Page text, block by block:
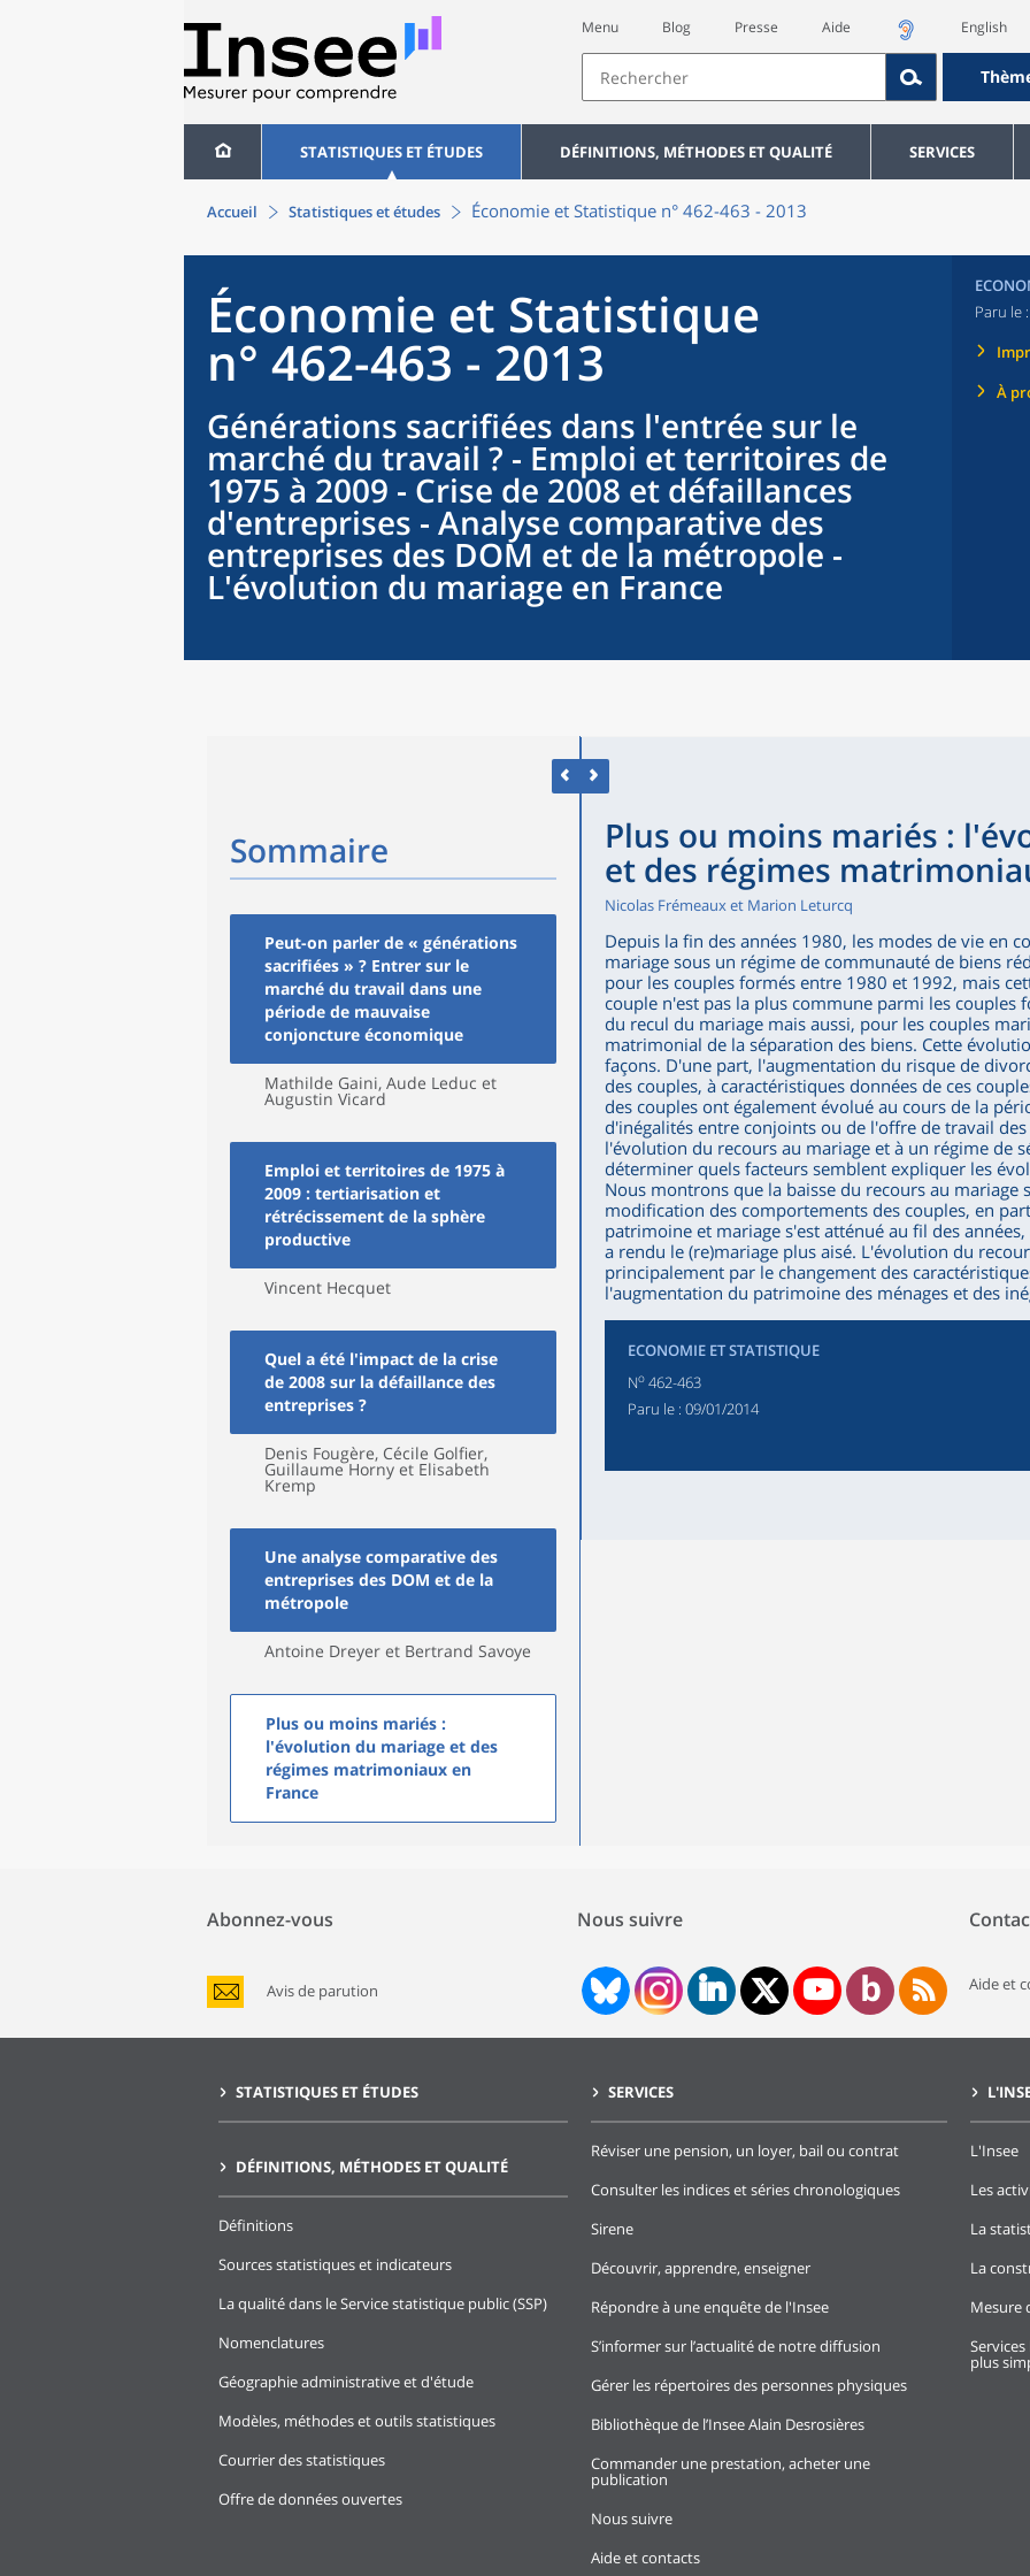
Menu Blog Presse Aide English
STATISTIQUES ET ÉTUDES DÉFINITIONS, MÉTHODES ET QUALITÉ SERVICES
Accueil Statistiques et études Économie et Statistique n° 462-463 - 2013
Économie et Statistique
n° 462-463 - 2013
Générations sacrifiées dans l'entrée sur le
marché du travail ? - Emploi et territoires de
1975 à 2009 - Crise de 2008 et défaillances
d'entreprises - Analyse comparative des
entreprises des DOM et de la métropole -
L'évolution du mariage en France
Paru le :
À
Sommaire
Peut-on parler de « générations
sacrifiées » ? Entrer sur le
marché du travail dans une
période de mauvaise
conjoncture économique
Mathilde Gaini, Aude Leduc et
Augustin Vicard
Emploi et territoires de 1975 à
2009 : tertiarisation et
rétrécissement de la sphère
productive
Vincent Hecquet
Quel a été l'impact de la crise
de 2008 sur la défaillance des
entreprises ?
Denis Fougère, Cécile Golfier,
Guillaume Horny et Elisabeth
Kremp
Une analyse comparative des
entreprises des DOM et de la
métropole
Antoine Dreyer et Bertrand Savoye
Plus ou moins mariés :
l'évolution du mariage et des
régimes matrimoniaux en
France
Plus ou moins mariés :
et des régimes
Nicolas Frémeaux et Marion Leturcq
Depuis la fin des années 1980, les modes de vie en
mariage sous un régime de communauté de biens
pour les couples formés entre 1980 et 1992, mais
couple n'est pas la plus commune parmi les couples
du recul du mariage mais aussi, pour les couples
matrimonial de la séparation des biens. Cette
façons. D'une part, l'augmentation du risque de
des couples, à caractéristiques données de ces
des couples ont également évolué au cours de la
d'inégalités entre conjoints ou de l'offre de travail
l'évolution du recours au mariage et à un régime de
déterminer quels facteurs semblent expliquer les
Nous montrons que la baisse du recours au
modification des comportements des couples, en
patrimoine et mariage s'est atténué au fil des
a rendu le (re)mariage plus aisé. L'évolution du
principalement par le changement des
l'augmentation du patrimoine des ménages et des
ECONOMIE ET STATISTIQUE
No462-463
Paru le : 09/01/2014
Abonnez-vous
Avis de parution
Nous suivre
Aide et
STATISTIQUES ET ÉTUDES
DÉFINITIONS, MÉTHODES ET QUALITÉ
Définitions
Sources statistiques et indicateurs
La qualité dans le Service statistique public (SSP)
Nomenclatures
Géographie administrative et d'étude
Modèles, méthodes et outils statistiques
Courrier des statistiques
Offre de données ouvertes
SERVICES
Réviser une pension, un loyer, bail ou contrat
Consulter les indices et séries chronologiques
Sirene
Découvrir, apprendre, enseigner
Répondre à une enquête de l'Insee
S’informer sur l’actualité de notre diffusion
Gérer les répertoires des personnes physiques
Bibliothèque de l’Insee Alain Desrosières
Commander une prestation, acheter une
publication
Nous suivre
Aide et contacts
L'Insee
Les
La
La
Mesure
plus